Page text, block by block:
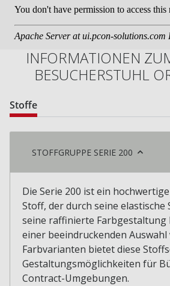
INFORMATIONEN
BESUCHERSTUHL
Stoffe
STOFFGRUPPE SERIE 200
Die Serie 200 ist ein
Stoff, der durch seine
seine raffinierte Farbgestaltung
einer beeindruckenden Auswahl
Farbvarianten bietet diese
Gestaltungsmöglichkeiten für
Contract-Umgebungen.